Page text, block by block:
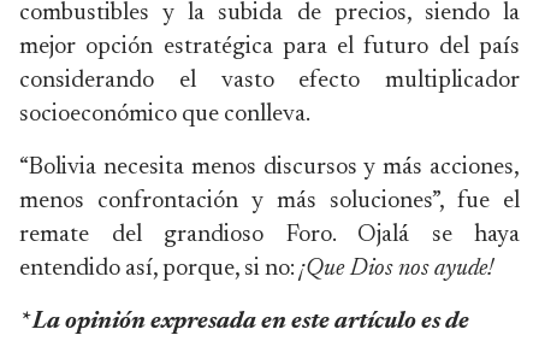
combustibles y la subida de precios, siendo la
mejor opción estratégica para el futuro del país
considerando el vasto efecto multiplicador
socioeconómico que conlleva.
“Bolivia necesita menos discursos y más acciones,
menos confrontación y más soluciones”, fue el
remate del grandioso Foro. Ojalá se haya
entendido así, porque, si no: ¡Que Dios nos ayude!
* La opinión expresada en este artículo es de